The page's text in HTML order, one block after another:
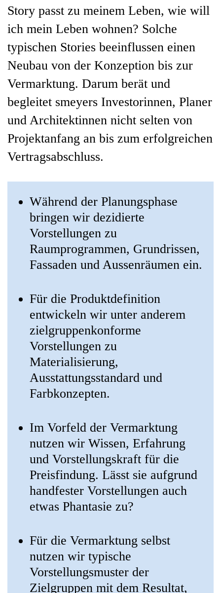
Story passt zu meinem Leben, wie will
ich mein Leben wohnen? Solche
typischen Stories beeinflussen einen
Neubau von der Konzeption bis zur
Vermarktung. Darum berät und
begleitet smeyers Investorinnen, Planer
und Architektinnen nicht selten von
Projektanfang an bis zum erfolgreichen
Vertragsabschluss.
Während der Planungsphase
bringen wir dezidierte
Vorstellungen zu
Raumprogrammen, Grundrissen,
Fassaden und Aussenräumen ein.
Für die Produktdefinition
entwickeln wir unter anderem
zielgruppenkonforme
Vorstellungen zu
Materialisierung,
Ausstattungsstandard und
Farbkonzepten.
Im Vorfeld der Vermarktung
nutzen wir Wissen, Erfahrung
und Vorstellungskraft für die
Preisfindung. Lässt sie aufgrund
handfester Vorstellungen auch
etwas Phantasie zu?
Für die Vermarktung selbst
nutzen wir typische
Vorstellungsmuster der
Zielgruppen mit dem Resultat,